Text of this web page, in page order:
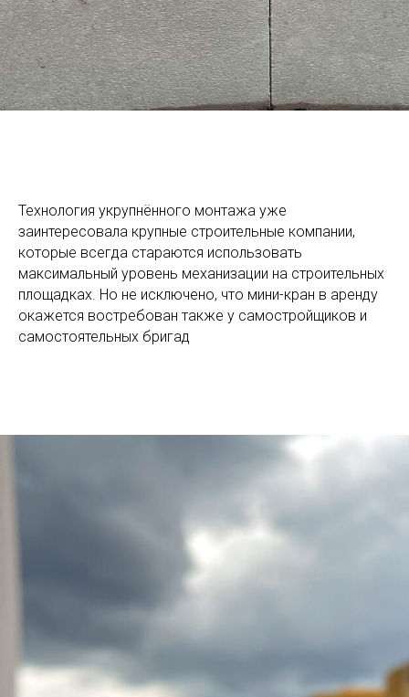
Технология укрупнённого монтажа уже
заинтересовала крупные строительные компании,
которые всегда стараются использовать
максимальный уровень механизации на строительных
площадках. Но не исключено, что мини-кран в аренду
окажется востребован также у самостройщиков и
самостоятельных бригад